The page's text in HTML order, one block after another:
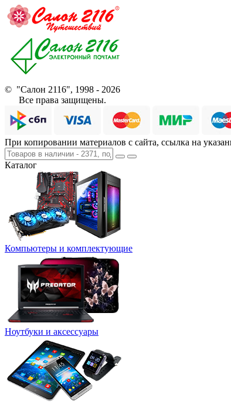
© "Салон 2116", 1998 - 2026
Все права защищены.
При копировании материалов с сайта, ссылка на
Каталог
Компьютеры и комплектующие
Ноутбуки и аксессуары